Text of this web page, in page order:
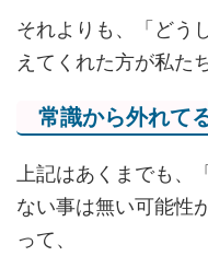
それよりも、「どう
えてくれた方が私た
常識から外れて
上記はあくまでも、
ない事は無い可能性
って、